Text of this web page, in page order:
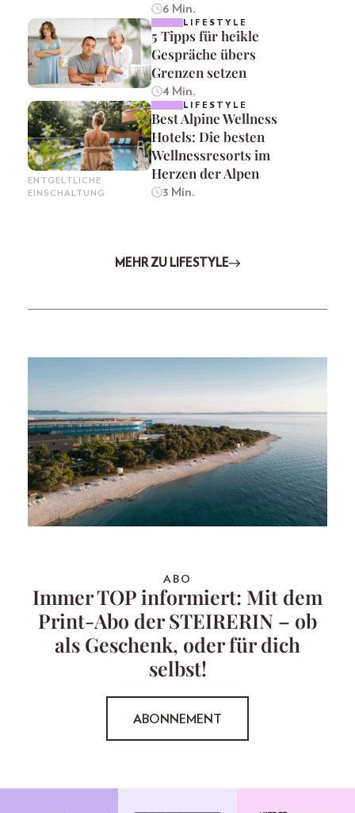
6 Min.
LIFESTYLE
5 Tipps für heikle
Gespräche übers
Grenzen setzen
4 Min.
ENTGELTLICHE
EINSCHALTUNG
LIFESTYLE
Best Alpine Wellness
Hotels: Die besten
Wellnessresorts im
Herzen der Alpen
3 Min.
MEHR ZU LIFESTYLE
ABO
Immer TOP informiert: Mit dem
Print-Abo der STEIRERIN – ob
als Geschenk, oder für dich
selbst!
ABONNEMENT